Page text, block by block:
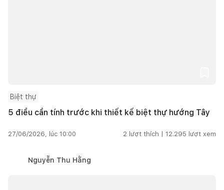
Biệt thự
5 điều cần tính trước khi thiết kế biệt thự hướng Tây
27/06/2026, lúc 10:00 2 lượt thích | 12.295 lượt xem
Nguyễn Thu Hằng